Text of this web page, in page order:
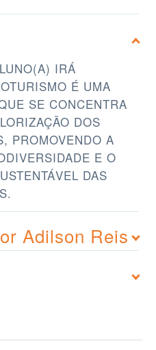
IRÁ
É UMA
SE CONCENTRA
DOS
PROMOVENDO A
E O
DAS
Adilson Reis